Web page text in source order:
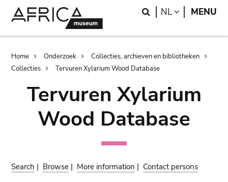
Search
NL LANGUAGE
MENU
Breadcrumb
Home Onderzoek
Collecties, archieven en bibliotheken
Collecties
Tervuren Xylarium Wood Database
Tervuren Xylarium
Wood Database
Search | Browse | More information | Contact persons